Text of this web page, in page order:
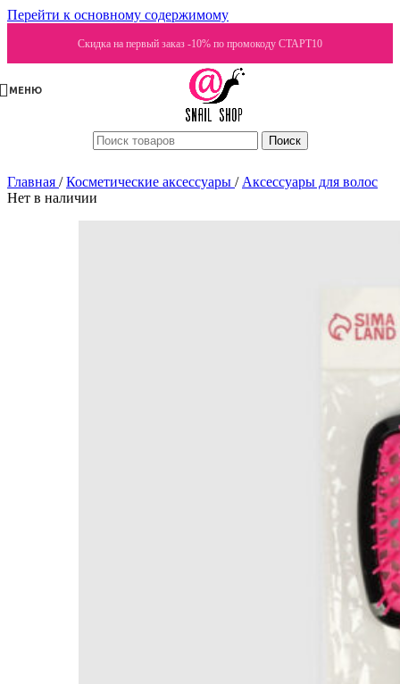
Перейти к основному содержимому
Скидка на первый заказ -10% по промокоду СТАРТ10
МЕНЮ
Поиск
Главная / Косметические аксессуары / Аксессуары для волос
Нет в наличии